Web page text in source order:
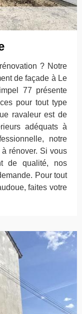
? Notre
de façade à Le
77 présente
pour tout type
ravaleur est de
adéquats à
notre
rénover. Si vous
de qualité, nos
Pour tout
faites votre